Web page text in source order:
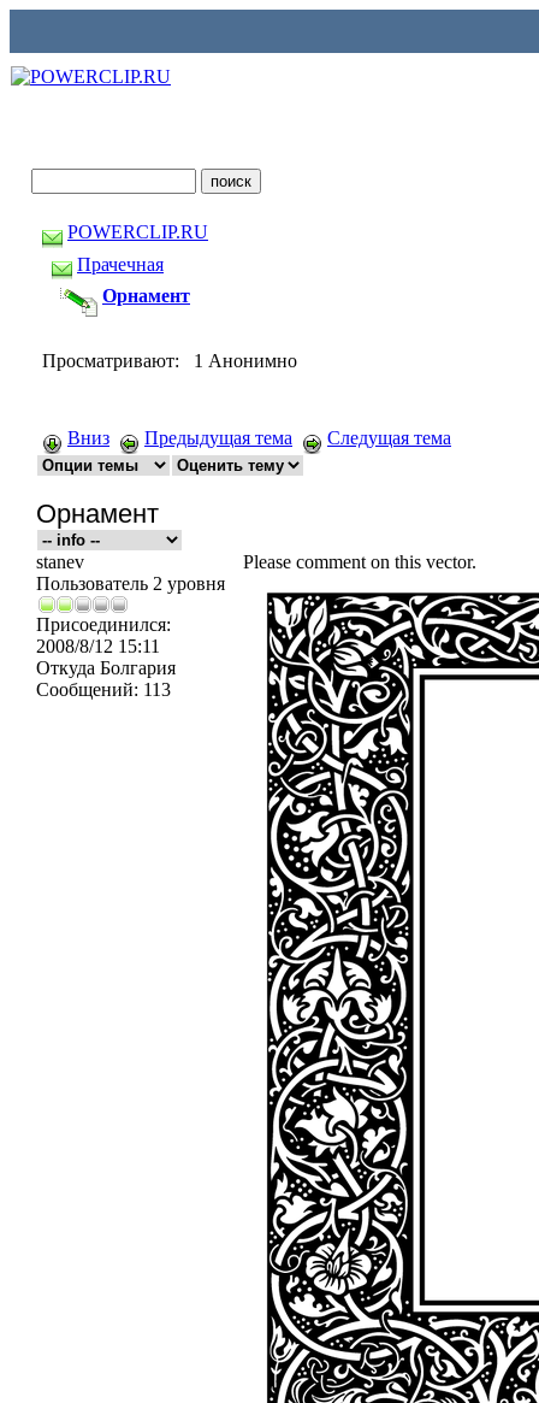
POWERCLIP.RU
Прачечная
Орнамент
Просматривают: 1 Анонимно
Вниз Предыдущая тема Следущая тема
Орнамент
stanev
Пользователь 2 уровня
Присоединился:
2008/8/12 15:11
Откуда Болгария
Сообщений: 113
Please comment on this vector.